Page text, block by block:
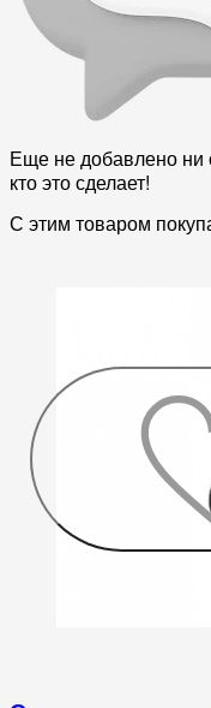
Еще не добавлено ни
кто это сделает!
С этим товаром